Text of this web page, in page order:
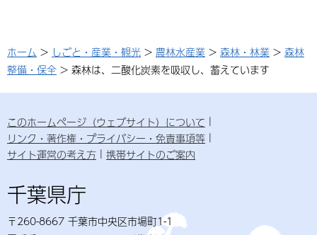
ホーム > しごと・産業・観光 > 農林水産業 > 森林・林業 > 森林
整備・保全 > 森林は、二酸化炭素を吸収し、蓄えています
このホームページ（ウェブサイト）について
リンク・著作権・プライバシー・免責事項等
サイト運営の考え方
携帯サイトのご案内
千葉県庁
〒260-8667 千葉市中央区市場町1-1